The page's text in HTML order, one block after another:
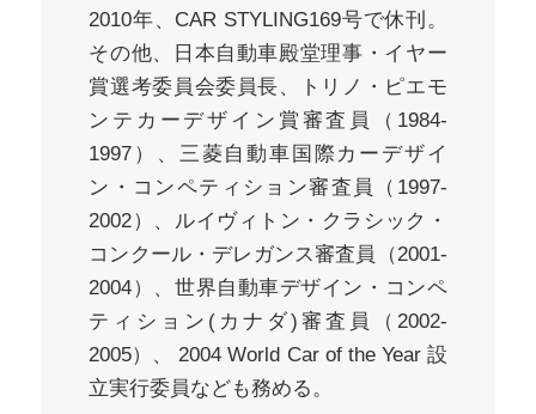
2010年、CAR STYLING169号で休刊。
その他、日本自動車殿堂理事・イヤー
賞選考委員会委員長、トリノ・ピエモ
ンテカーデザイン賞審査員（1984-
1997）、三菱自動車国際カーデザイ
ン・コンペティション審査員（1997-
2002）、ルイヴィトン・クラシック・
コンクール・デレガンス審査員（2001-
2004）、世界自動車デザイン・コンペ
ティション(カナダ)審査員（2002-
2005）、 2004 World Car of the Year 設
立実行委員なども務める。